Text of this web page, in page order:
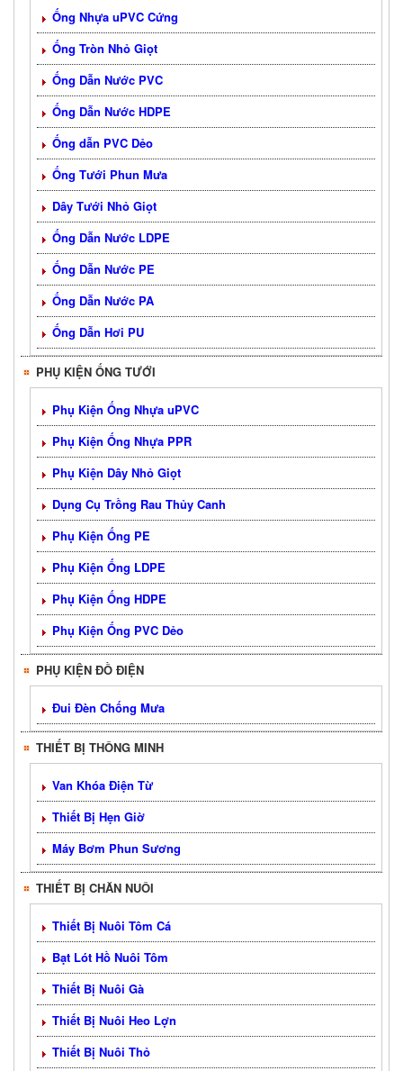
Ống Nhựa uPVC Cứng
Ống Tròn Nhỏ Giọt
Ống Dẫn Nước PVC
Ống Dẫn Nước HDPE
Ống dẫn PVC Dẻo
Ống Tưới Phun Mưa
Dây Tưới Nhỏ Giọt
Ống Dẫn Nước LDPE
Ống Dẫn Nước PE
Ống Dẫn Nước PA
Ống Dẫn Hơi PU
PHỤ KIỆN ỐNG TƯỚI
Phụ Kiện Ống Nhựa uPVC
Phụ Kiện Ống Nhựa PPR
Phụ Kiện Dây Nhỏ Giọt
Dụng Cụ Trồng Rau Thủy Canh
Phụ Kiện Ống PE
Phụ Kiện Ống LDPE
Phụ Kiện Ống HDPE
Phụ Kiện Ống PVC Dẻo
PHỤ KIỆN ĐỒ ĐIỆN
Đui Đèn Chống Mưa
THIẾT BỊ THÔNG MINH
Van Khóa Điện Từ
Thiết Bị Hẹn Giờ
Máy Bơm Phun Sương
THIẾT BỊ CHĂN NUÔI
Thiết Bị Nuôi Tôm Cá
Bạt Lót Hồ Nuôi Tôm
Thiết Bị Nuôi Gà
Thiết Bị Nuôi Heo Lợn
Thiết Bị Nuôi Thỏ